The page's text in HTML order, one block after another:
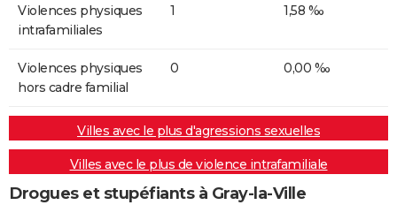
Violences physiques
intrafamiliales
1 1,58 ‰
Violences physiques
hors cadre familial
0 0,00 ‰
Villes avec le plus d'agressions sexuelles
Villes avec le plus de violence intrafamiliale
Drogues et stupéfiants à Gray-la-Ville